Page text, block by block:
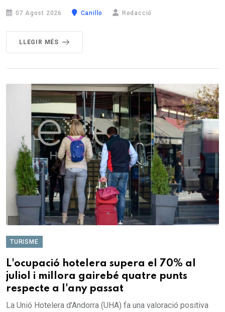
07 Agost 2026 Canillo Redacció
LLEGIR MÉS
TURISME
L'ocupació hotelera supera el 70% al
juliol i millora gairebé quatre punts
respecte a l'any passat
La Unió Hotelera d'Andorra (UHA) fa una valoració positiva